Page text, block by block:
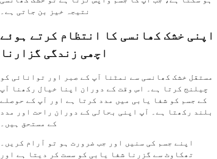
نتیجہ خیز بن جاتی ہے۔
اپنی خشک کھانسی کا انتظام کرتے ہوئے
اچھی زندگی گزارنا
مستقل خشک کھانسی سے نمٹنا آپ کے صبر اور توانائی کو
چیلنج کرتا ہے۔ اس وقت کے دوران اپنا خیال رکھنا آپ
کے جسم کو شفا یابی میں مدد کرتا ہے اور آپ کے حوصلے
بلند رکھتا ہے۔ آپ اپنی بحالی کے دوران راحت اور مدد
کے مستحق ہیں۔
اپنے جسم کی سنیں اور جب ضرورت ہو تو آرام کریں۔
تھکاوٹ سے گزرنا شفا یابی کو سست کر دیتا ہے اور